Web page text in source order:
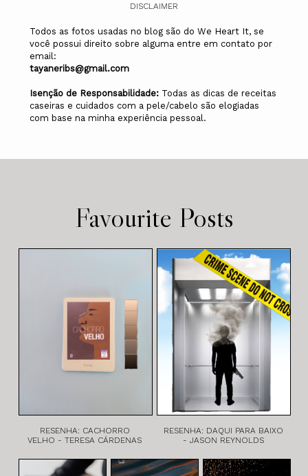
DISCLAIMER
Todos as fotos usadas no blog são do We Heart It, se
você possui direito sobre alguma entre em contato por
email:
tayaneribs@gmail.com
Isenção de Responsabilidade: Todas as dicas de receitas
caseiras e cuidados com a pele/cabelo são elogiadas
com base na minha experiência pessoal.
Favourite Posts
RESENHA: CACHORRO
VELHO - TERESA CÁRDENAS
RESENHA: DAQUI PARA BAIXO
- JASON REYNOLDS